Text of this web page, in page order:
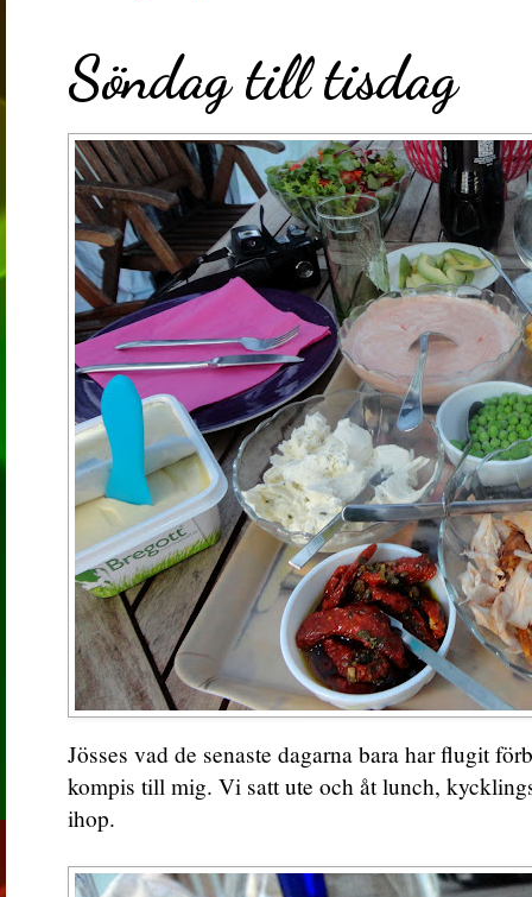
Söndag till tisdag
Jösses vad de senaste dagarna bara har flugit
kompis till mig. Vi satt ute och åt lunch,
ihop.